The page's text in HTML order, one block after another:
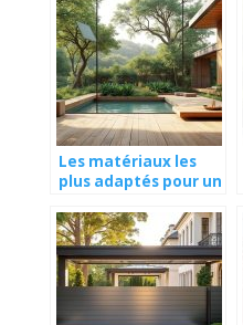
Les matériaux les
plus adaptés pour un
durable